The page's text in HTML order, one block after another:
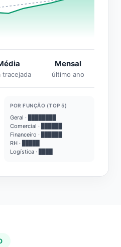
tracejada
Mensal
último ano
POR FUNÇÃO (TOP 5)
Geral · ████████
Comercial · ██████
Financeiro · ██████
RH · █████
Logística · ████